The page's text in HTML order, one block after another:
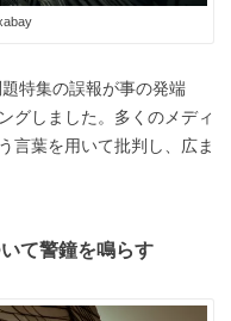
特集の誤報が事の発端
グしました。多くのメディ
言葉を用いて批判し、広ま
て警鐘を鳴らす